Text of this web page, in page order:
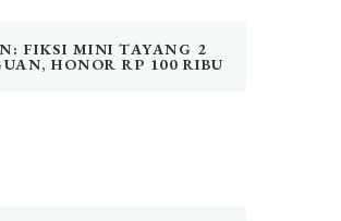
FIKSI MINI TAYANG 2
HONOR RP 100 RIBU